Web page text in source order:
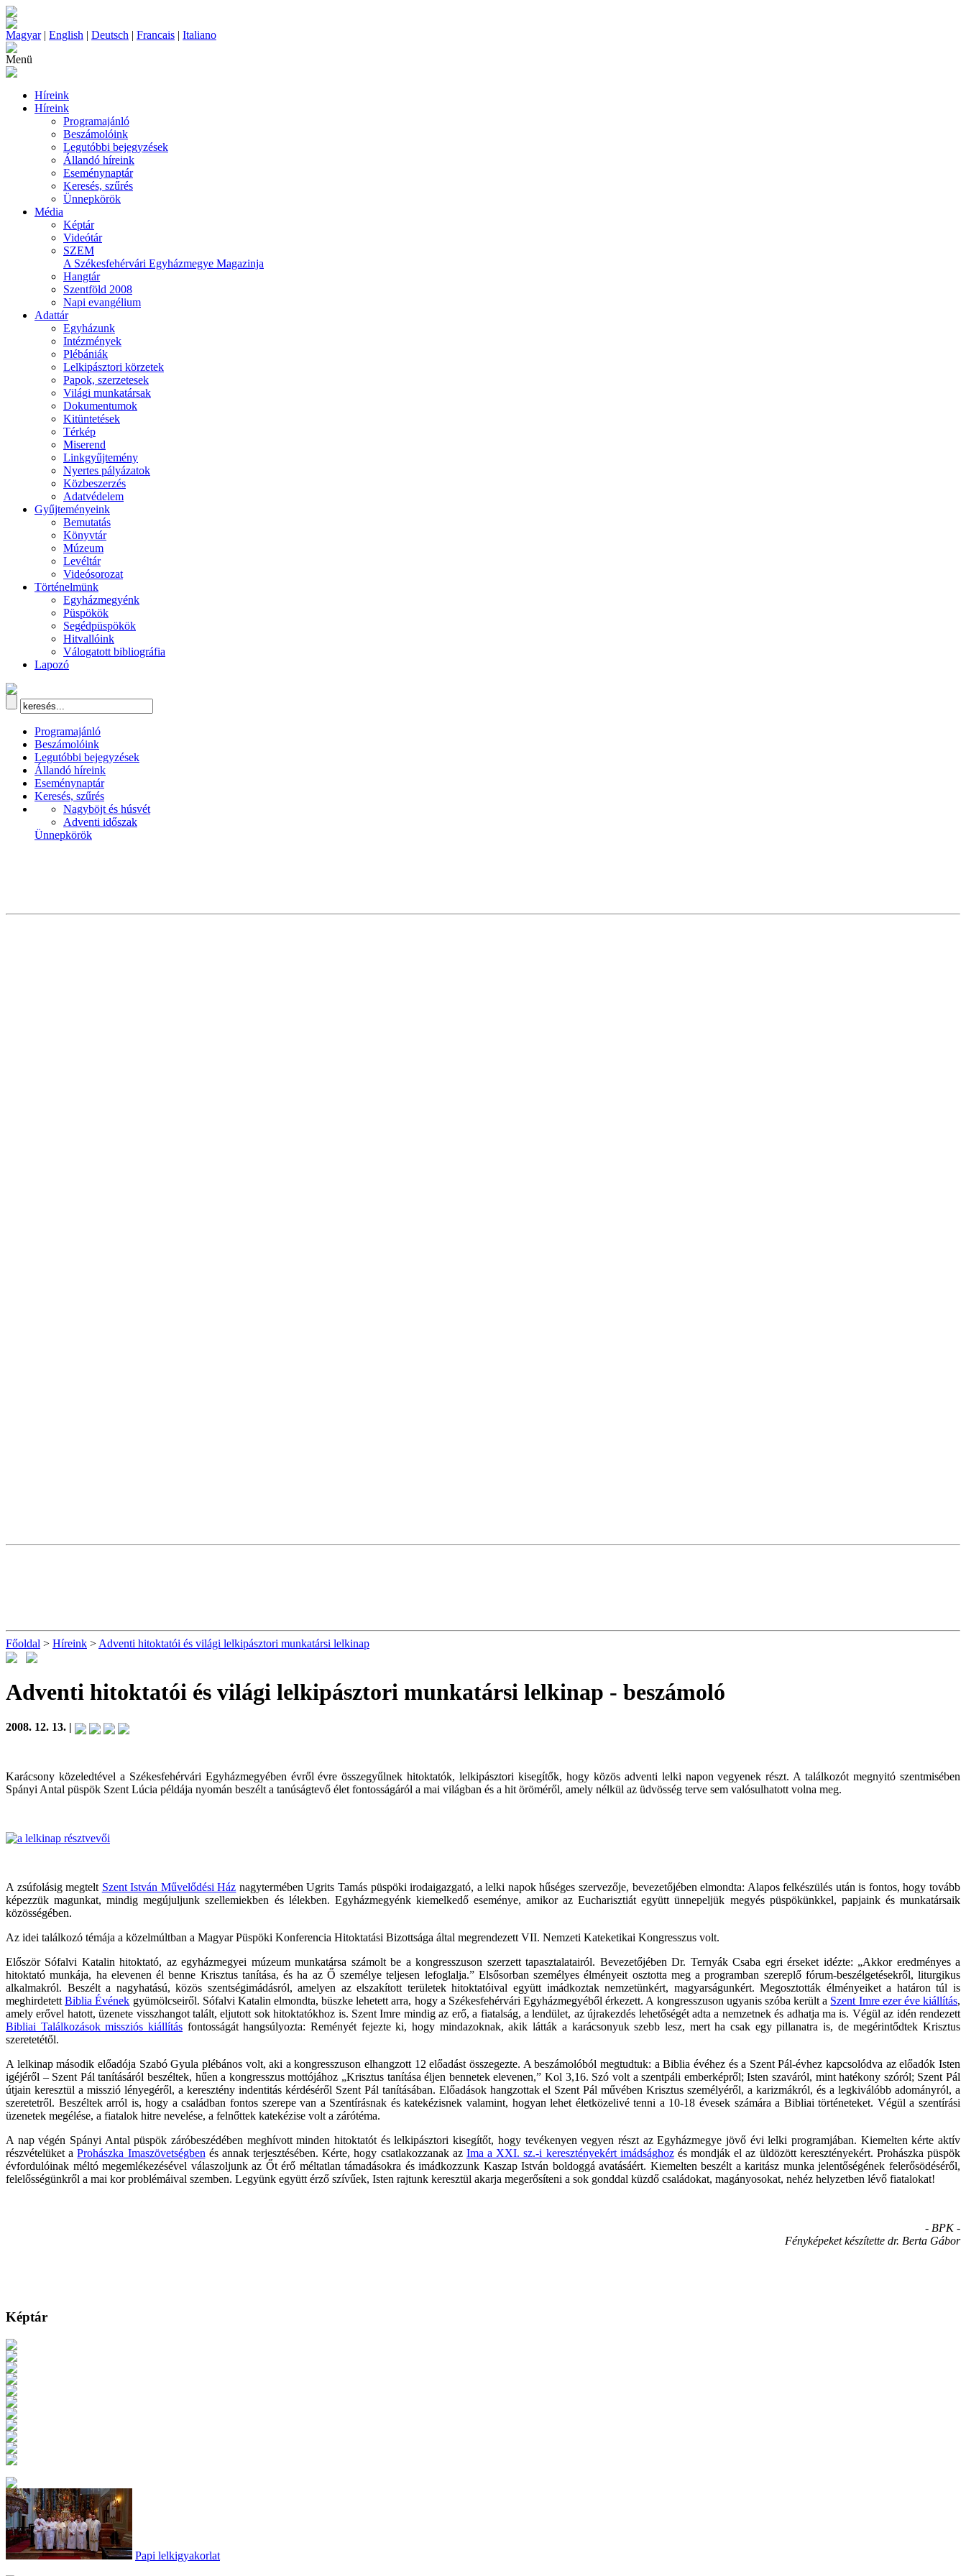
Magyar| English | Deutsch | Francais | Italiano
Menü
Híreink
Híreink
Programajánló
Beszámolóink
Legutóbbi bejegyzések
Állandó híreink
Eseménynaptár
Keresés, szűrés
Ünnepkörök
Média
Képtár
Videótár
SZEM
A Székesfehérvári Egyházmegye Magazinja
Hangtár
Szentföld 2008
Napi evangélium
Adattár
Egyházunk
Intézmények
Plébániák
Lelkipásztori körzetek
Papok, szerzetesek
Világi munkatársak
Dokumentumok
Kitüntetések
Térkép
Miserend
Linkgyűjtemény
Nyertes pályázatok
Közbeszerzés
Adatvédelem
Gyűjteményeink
Bemutatás
Könyvtár
Múzeum
Levéltár
Videósorozat
Történelmünk
Egyházmegyénk
Püspökök
Segédpüspökök
Hitvallóink
Válogatott bibliográfia
Lapozó
Programajánló
Beszámolóink
Legutóbbi bejegyzések
Állandó híreink
Eseménynaptár
Keresés, szűrés
Nagyböjt és húsvét
Adventi időszak
Ünnepkörök
Főoldal > Híreink > Adventi hitoktatói és világi lelkipásztori munkatársi lelkinap
Adventi hitoktatói és világi lelkipásztori munkatársi lelkinap - beszámoló
2008. 12. 13. |
Karácsony közeledtével a Székesfehérvári Egyházmegyében évről évre összegyűlnek hitoktatók, lelkipásztori kisegítők, hogy közös adventi lelki napon vegyenek részt. A találkozót megnyitó szentmisében
Spányi Antal püspök Szent Lúcia példája nyomán beszélt a tanúságtevő élet fontosságáról a mai világban és a hit öröméről, amely nélkül az üdvösség terve sem valósulhatott volna meg.
A zsúfolásig megtelt Szent István Művelődési Ház nagytermében Ugrits Tamás püspöki irodaigazgató, a lelki napok hűséges szervezője, bevezetőjében elmondta: Alapos felkészülés után is fontos, hogy tovább
képezzük magunkat, mindig megújuljunk szellemiekben és lélekben. Egyházmegyénk kiemelkedő eseménye, amikor az Eucharisztiát együtt ünnepeljük megyés püspökünkkel, papjaink és munkatársaik
közösségében.
Az idei találkozó témája a közelmúltban a Magyar Püspöki Konferencia Hitoktatási Bizottsága által megrendezett VII. Nemzeti Kateketikai Kongresszus volt.
Először Sófalvi Katalin hitoktató, az egyházmegyei múzeum munkatársa számolt be a kongresszuson szerzett tapasztalatairól. Bevezetőjében Dr. Ternyák Csaba egri érseket idézte: „Akkor eredményes a
hitoktató munkája, ha elevenen él benne Krisztus tanítása, és ha az Ő személye teljesen lefoglalja.” Elsősorban személyes élményeit osztotta meg a programban szereplő fórum-beszélgetésekről, liturgikus
alkalmakról. Beszélt a nagyhatású, közös szentségimádásról, amelyen az elszakított területek hitoktatóival együtt imádkoztak nemzetünkért, magyarságunkért. Megosztották élményeiket a határon túl is
meghirdetettBiblia Évének gyümölcseiről. Sófalvi Katalin elmondta, büszke lehetett arra, hogy a Székesfehérvári Egyházmegyéből érkezett. A kongresszuson ugyanis szóba került a Szent Imre ezer éve kiállítás,
amely erővel hatott, üzenete visszhangot talált, eljutott sok hitoktatókhoz is. Szent Imre mindig az erő, a fiatalság, a lendület, az újrakezdés lehetőségét adta a nemzetnek és adhatja ma is. Végül az idén rendezett
Bibliai Találkozások missziós kiállítás fontosságát hangsúlyozta: Reményét fejezte ki, hogy mindazoknak, akik látták a karácsonyuk szebb lesz, mert ha csak egy pillanatra is, de megérintődtek Krisztus
szeretetétől.
A lelkinap második előadója Szabó Gyula plébános volt, aki a kongresszuson elhangzott 12 előadást összegezte. A beszámolóból megtudtuk: a Biblia évéhez és a Szent Pál-évhez kapcsolódva az előadók Isten
igéjéről – Szent Pál tanításáról beszéltek, hűen a kongresszus mottójához „Krisztus tanítása éljen bennetek elevenen,” Kol 3,16. Szó volt a szentpáli emberképről; Isten szaváról, mint hatékony szóról; Szent Pál
útjain keresztül a misszió lényegéről, a keresztény indentitás kérdéséről Szent Pál tanításában. Előadások hangzottak el Szent Pál művében Krisztus személyéről, a karizmákról, és a legkiválóbb adományról, a
szeretetről. Beszéltek arról is, hogy a családban fontos szerepe van a Szentírásnak és katekézisnek valamint, hogyan lehet életközelivé tenni a 10-18 évesek számára a Bibliai történeteket. Végül a szentírási
üzenetek megélése, a fiatalok hitre nevelése, a felnőttek katekézise volt a zárótéma.
A nap végén Spányi Antal püspök záróbeszédében meghívott minden hitoktatót és lelkipásztori kisegítőt, hogy tevékenyen vegyen részt az Egyházmegye jövő évi lelki programjában. Kiemelten kérte aktív
részvételüket aProhászka Imaszövetségben és annak terjesztésében. Kérte, hogy csatlakozzanak az Ima a XXI. sz.-i keresztényekért imádsághozés mondják el az üldözött keresztényekért. Prohászka püspök
évfordulóinak méltó megemlékezésével válaszoljunk az Őt érő méltatlan támadásokra és imádkozzunk Kaszap István boldoggá avatásáért. Kiemelten beszélt a karitász munka jelentőségének felerősödéséről,
felelősségünkről a mai kor problémáival szemben. Legyünk együtt érző szívűek, Isten rajtunk keresztül akarja megerősíteni a sok gonddal küzdő családokat, magányosokat, nehéz helyzetben lévő fiatalokat!
- BPK -
Fényképeket készítette dr. Berta Gábor
Képtár
Papi lelkigyakorlat